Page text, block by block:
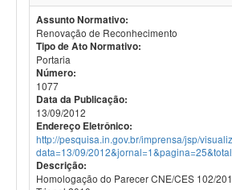
Assunto Normativo:
Renovação de Reconhecimento
Tipo de Ato Normativo:
Portaria
Número:
1077
Data da Publicação:
13/09/2012
Endereço Eletrônico:
http://pesquisa.in.gov.br/imprensa/jsp/
data=13/09/
Descrição:
Homologação do Parecer CNE/CES 102/